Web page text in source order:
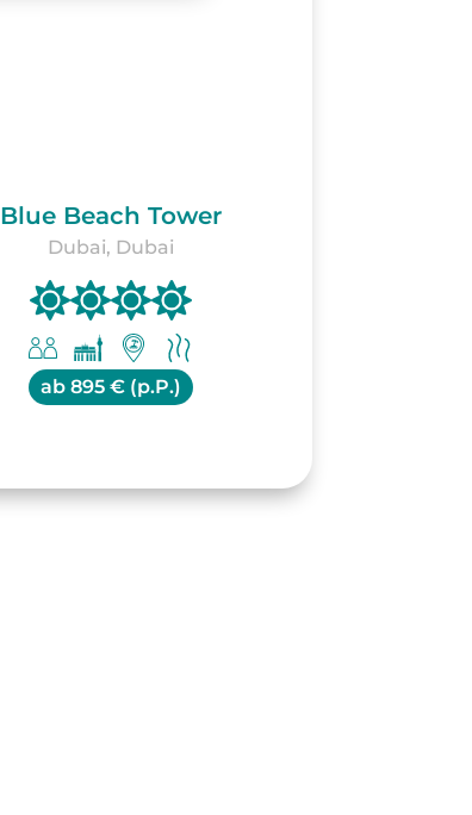
Blue Beach Tower
Dubai, Dubai
ab 895 € (p.P.)